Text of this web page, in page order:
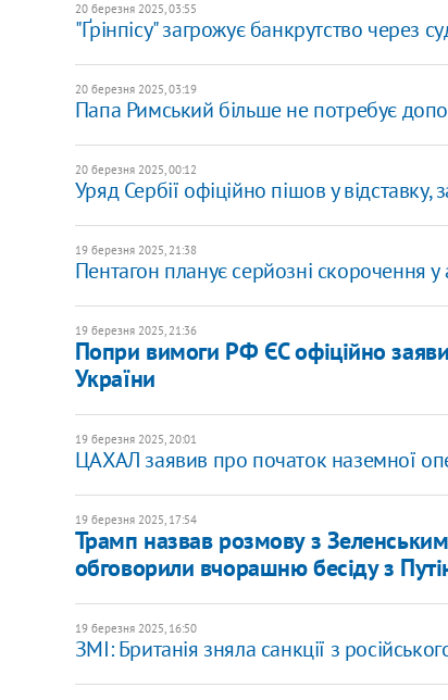
20 березня 2025, 03:55
"Ґрінпісу" загрожує банкрутство через
20 березня 2025, 03:19
Папа Римський більше не потребує
20 березня 2025, 00:12
Уряд Сербії офіційно пішов у
19 березня 2025, 21:38
Пентагон планує серйозні скорочення
19 березня 2025, 21:36
Попри вимоги РФ ЄС офіційно
України
19 березня 2025, 20:01
ЦАХАЛ заявив про початок наземної
19 березня 2025, 17:54
Трамп назвав розмову з
обговорили вчорашню бесіду з
19 березня 2025, 16:50
ЗМІ: Британія зняла санкції з